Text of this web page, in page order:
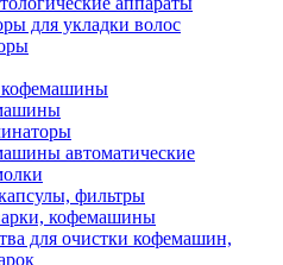
для укладки волос
автоматические
фильтры
кофемашины
для очистки кофемашин,